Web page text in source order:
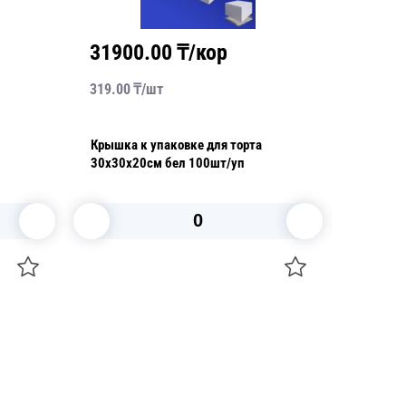
31900.00 ₸/кор
319.00₸/шт
Крышка к упаковке для торта
30х30х20см бел 100шт/уп